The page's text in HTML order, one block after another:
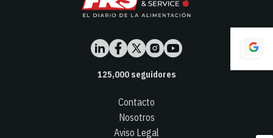
125,000seguidores
Contacto
Nosotros
Aviso Legal